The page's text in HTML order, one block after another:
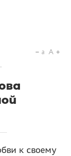
a A
к своему